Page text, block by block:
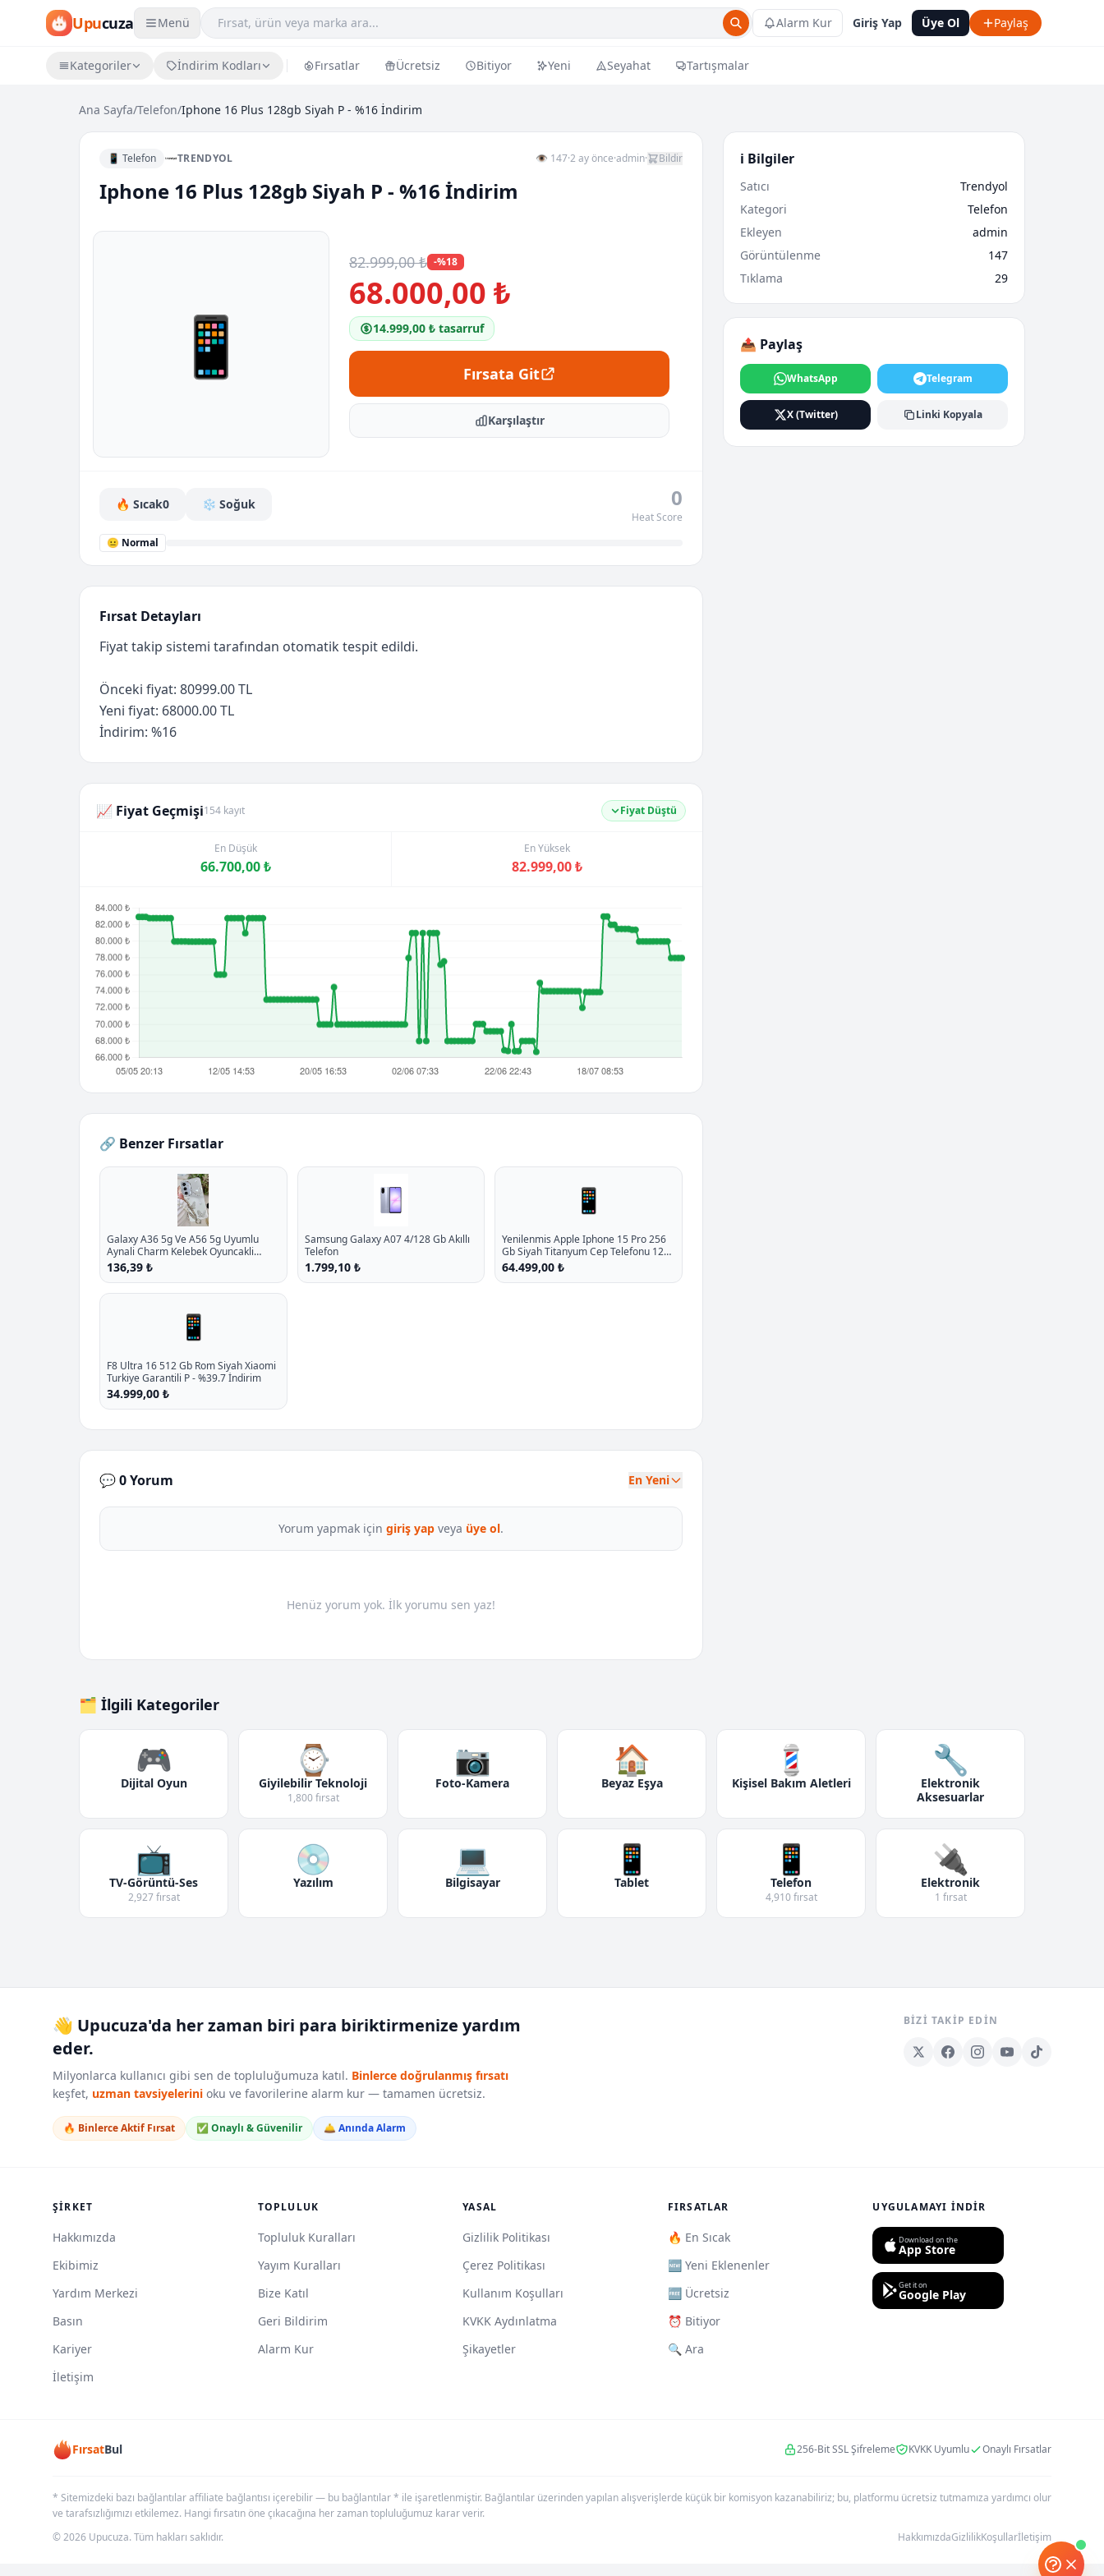
Upucuza Menü Alarm Kur Giriş Yap Üye Ol Paylaş
Kategoriler İndirim Kodları Fırsatlar Ücretsiz Bitiyor Yeni Seyahat Tartışmalar
Ana Sayfa/Telefon/Iphone 16 Plus 128gb Siyah P - %16 İndirim
📱 Telefon TRENDYOL 👁 147·2 ay önce·admin· Bildir
Iphone 16 Plus 128gb Siyah P - %16 İndirim
📱
82.999,00 ₺ -%18
68.000,00 ₺
14.999,00 ₺ tasarruf
Fırsata Git
Karşılaştır
🔥 Sıcak0 ❄️ Soğuk 0
Heat Score
😐 Normal
Fırsat Detayları
Fiyat takip sistemi tarafından otomatik tespit edildi.
Önceki fiyat: 80999.00 TL
Yeni fiyat: 68000.00 TL
İndirim: %16
📈 Fiyat Geçmişi154 kayıt Fiyat Düştü
En Düşük
66.700,00 ₺
En Yüksek
82.999,00 ₺
🔗 Benzer Fırsatlar
Galaxy A36 5g Ve A56 5g Uyumlu
Aynali Charm Kelebek Oyuncakli
Esnek Silikon Kilif P - %10.9 İndirim
136,39 ₺
Samsung Galaxy A07 4/128 Gb Akıllı
Telefon
1.799,10 ₺
📱
Yenilenmis Apple Iphone 15 Pro 256
Gb Siyah Titanyum Cep Telefonu 12
Ay Garantili A Kalite P - %10.3 İndirim
64.499,00 ₺
📱
F8 Ultra 16 512 Gb Rom Siyah Xiaomi
Turkiye Garantili P - %39.7 İndirim
34.999,00 ₺
💬 0 Yorum En Yeni
Yorum yapmak için giriş yap veya üye ol.
Henüz yorum yok. İlk yorumu sen yaz!
ℹ️ Bilgiler
Satıcı
Trendyol
Kategori
Telefon
Ekleyen
admin
Görüntülenme
147
Tıklama
29
📤 Paylaş
WhatsApp Telegram
X (Twitter) Linki Kopyala
🗂️ İlgili Kategoriler
🎮
Dijital Oyun
⌚
Giyilebilir Teknoloji
1,800 fırsat
📷
Foto-Kamera
🏠
Beyaz Eşya
💈
Kişisel Bakım Aletleri
🔧
Elektronik
Aksesuarlar
📺
TV-Görüntü-Ses
2,927 fırsat
💿
Yazılım
💻
Bilgisayar
📱
Tablet
📱
Telefon
4,910 fırsat
🔌
Elektronik
1 fırsat
👋 Upucuza'da her zaman biri para biriktirmenize yardım
eder.
Milyonlarca kullanıcı gibi sen de topluluğumuza katıl. Binlerce doğrulanmış fırsatı
keşfet, uzman tavsiyelerini oku ve favorilerine alarm kur — tamamen ücretsiz.
🔥 Binlerce Aktif Fırsat ✅ Onaylı & Güvenilir 🛎️ Anında Alarm
BIZI TAKIP EDIN
ŞIRKET
Hakkımızda
Ekibimiz
Yardım Merkezi
Basın
Kariyer
İletişim
TOPLULUK
Topluluk Kuralları
Yayım Kuralları
Bize Katıl
Geri Bildirim
Alarm Kur
YASAL
Gizlilik Politikası
Çerez Politikası
Kullanım Koşulları
KVKK Aydınlatma
Şikayetler
FIRSATLAR
🔥 En Sıcak
🆕 Yeni Eklenenler
🆓 Ücretsiz
⏰ Bitiyor
🔍 Ara
UYGULAMAYI İNDIR
Download on the
App Store
Get it on
Google Play
FırsatBul 256-Bit SSL Şifreleme KVKK Uyumlu Onaylı Fırsatlar
* Sitemizdeki bazı bağlantılar affiliate bağlantısı içerebilir — bu bağlantılar * ile işaretlenmiştir. Bağlantılar üzerinden yapılan alışverişlerde küçük bir komisyon kazanabiliriz; bu, platformu ücretsiz tutmamıza yardımcı olur
ve tarafsızlığımızı etkilemez. Hangi fırsatın öne çıkacağına her zaman topluluğumuz karar verir.
© 2026 Upucuza. Tüm hakları saklıdır.
HakkımızdaGizlilikKoşullarİletişim